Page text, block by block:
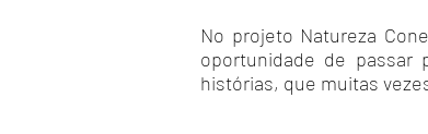
No projeto Natureza
oportunidade de passar
histórias, que muitas